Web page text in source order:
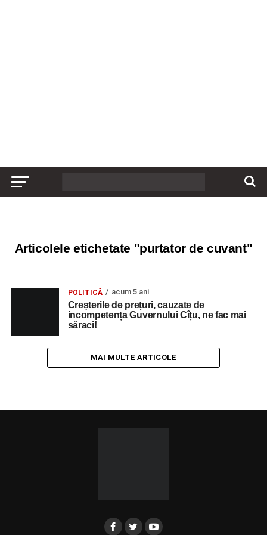
Articolele etichetate "purtator de cuvant"
POLITICĂ acum 5 ani
Creșterile de prețuri, cauzate de
incompetența Guvernului Cîțu, ne fac mai
săraci!
MAI MULTE ARTICOLE